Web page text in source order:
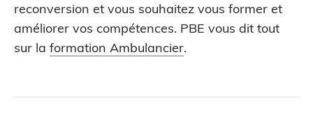
reconversion et vous souhaitez vous former et
améliorer vos compétences. PBE vous dit tout
sur la formation Ambulancier.